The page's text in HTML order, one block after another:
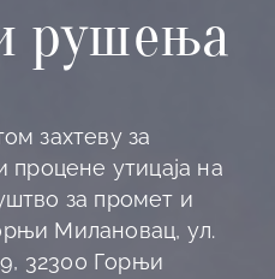
рушења
захтеву за
утицаја на
за промет и
Милановац, ул.
32300 Горњи